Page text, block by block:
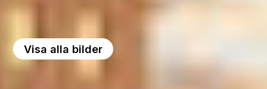
Visa alla bilder